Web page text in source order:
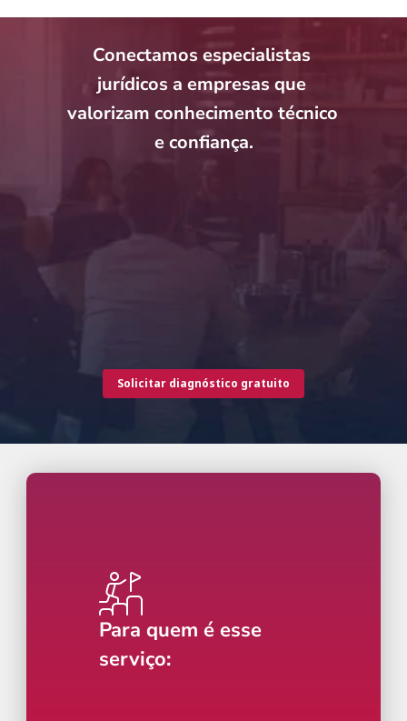
Solicitar diagnóstico gratuito
Conectamos especialistas
jurídicos a empresas que
valorizam conhecimento técnico
e confiança.
Para quem é esse
serviço: